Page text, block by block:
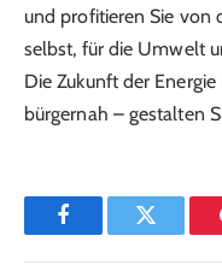
und profitieren Sie von
selbst, für die Umwelt
Die Zukunft der
bürgernah – gestalten
FacebookTwitter